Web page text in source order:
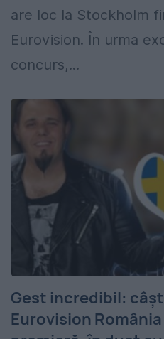
are loc la Stockholm
Eurovision. În urma
concurs,...
Gest incredibil:
Eurovision